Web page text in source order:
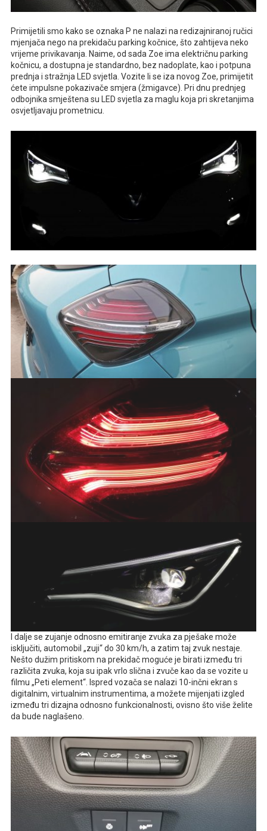
Primijetili smo kako se oznaka P ne nalazi na redizajniranoj ručici
mjenjača nego na prekidaču parking kočnice, što zahtijeva neko
vrijeme privikavanja. Naime, od sada Zoe ima električnu parking
kočnicu, a dostupna je standardno, bez nadoplate, kao i potpuna
prednja i stražnja LED svjetla. Vozite li se iza novog Zoe, primijetit
ćete impulsne pokazivače smjera (žmigavce). Pri dnu prednjeg
odbojnika smještena su LED svjetla za maglu koja pri skretanjima
osvjetljavaju prometnicu.
I dalje se zujanje odnosno emitiranje zvuka za pješake može
isključiti, automobil „zuji“ do 30 km/h, a zatim taj zvuk nestaje.
Nešto dužim pritiskom na prekidač moguće je birati između tri
različita zvuka, koja su ipak vrlo slična i zvuče kao da se vozite u
filmu „Peti element“. Ispred vozača se nalazi 10-inčni ekran s
digitalnim, virtualnim instrumentima, a možete mijenjati izgled
između tri dizajna odnosno funkcionalnosti, ovisno što više želite
da bude naglašeno.